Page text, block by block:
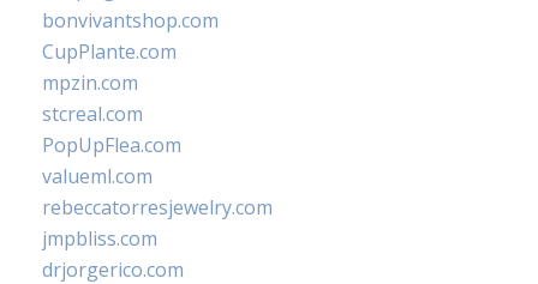
bonvivantshop.com
CupPlante.com
mpzin.com
stcreal.com
PopUpFlea.com
valueml.com
rebeccatorresjewelry.com
jmpbliss.com
drjorgerico.com